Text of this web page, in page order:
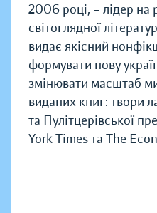
2006 році, – лідер на
світоглядної
видає якісний
формувати нову
змінювати масштаб
виданих книг: твори
та Пулітцерівської
York Times та The